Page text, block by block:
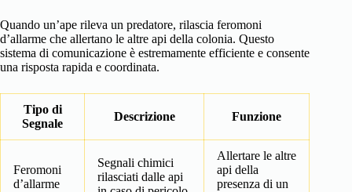
Quando un’ape rileva un predatore, rilascia feromoni
d’allarme che allertano le altre api della colonia. Questo
sistema di comunicazione è estremamente efficiente e consente
una risposta rapida e coordinata.
Tipo di
Segnale
Descrizione Funzione
Feromoni
d’allarme
Segnali chimici
rilasciati dalle api
Allertare le altre
api della
presenza di un